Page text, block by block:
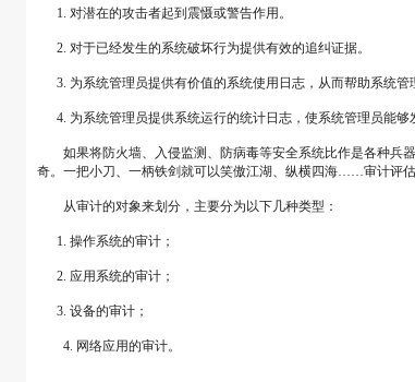
1. 对潜在的攻击者起到震慑或警告作用。
2. 对于已经发生的系统破坏行为提供有效的追纠证据。
3. 为系统管理员提供有价值的系统使用日志，从而帮助系统管
4. 为系统管理员提供系统运行的统计日志，使系统管理员能够
如果将防火墙、入侵监测、防病毒等安全系统比作是各种兵器
奇。一把小刀、一柄铁剑就可以笑傲江湖、纵横四海……审计评
从审计的对象来划分，主要分为以下几种类型：
1. 操作系统的审计；
2. 应用系统的审计；
3. 设备的审计；
4. 网络应用的审计。